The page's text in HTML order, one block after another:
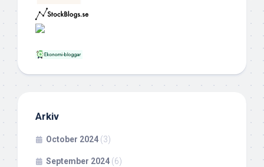
Arkiv
October 2024 (3)
September 2024 (6)